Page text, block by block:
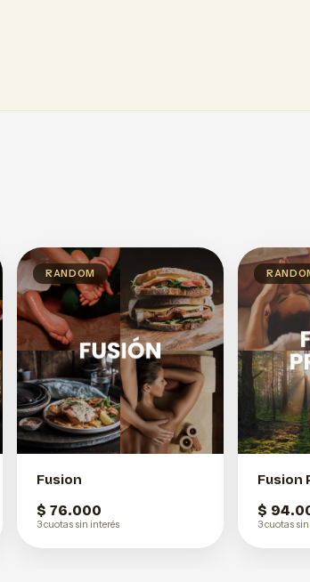
RANDOM
Fusion
$ 76.000
3 cuotas sin interés
Fusion
$
3 cuotas